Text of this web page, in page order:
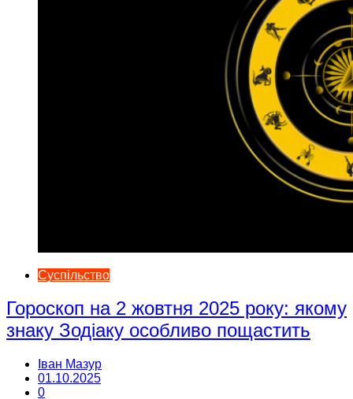
Суспільство
Гороскоп на 2 жовтня 2025 року: якому
знаку Зодіаку особливо пощастить
Іван Мазур
01.10.2025
0